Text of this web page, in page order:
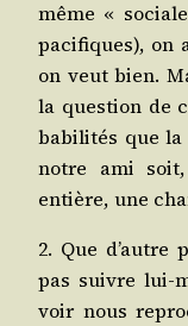
même «
paci­fiques), on
on veut bien.
la ques­tion de
ba­bi­li­tés que
notre ami
entière, une
2. Que d’autre
pas suivre lui-
voir nous